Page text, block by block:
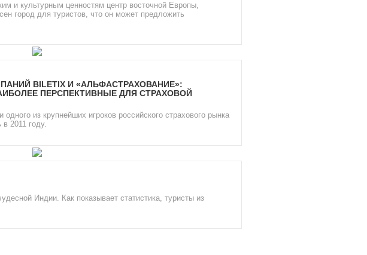
и культурным ценностям центр восточной Европы,
город для туристов, что он может предложить
BILETIX И «АЛЬФАСТРАХОВАНИЕ»:
ПЕРСПЕКТИВНЫЕ ДЛЯ СТРАХОВОЙ
из крупнейших игроков российского страхового рынка
2011 году.
Индии. Как показывает статистика, туристы из